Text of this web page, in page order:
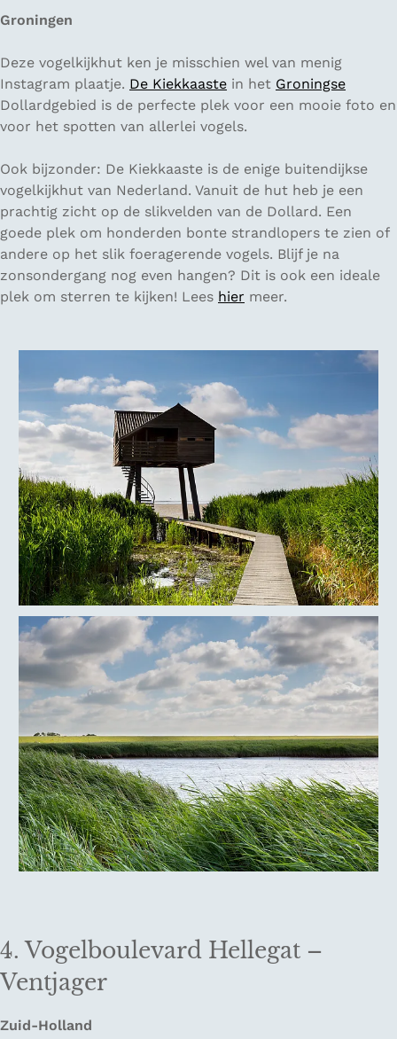
Groningen
Deze vogelkijkhut ken je misschien wel van menig
Instagram plaatje. De Kiekkaaste in het Groningse
Dollardgebied is de perfecte plek voor een mooie foto en
voor het spotten van allerlei vogels.
Ook bijzonder: De Kiekkaaste is de enige buitendijkse
vogelkijkhut van Nederland. Vanuit de hut heb je een
prachtig zicht op de slikvelden van de Dollard. Een
goede plek om honderden bonte strandlopers te zien of
andere op het slik foeragerende vogels. Blijf je na
zonsondergang nog even hangen? Dit is ook een ideale
plek om sterren te kijken! Lees hier meer.
4. Vogelboulevard Hellegat –
Ventjager
Zuid-Holland